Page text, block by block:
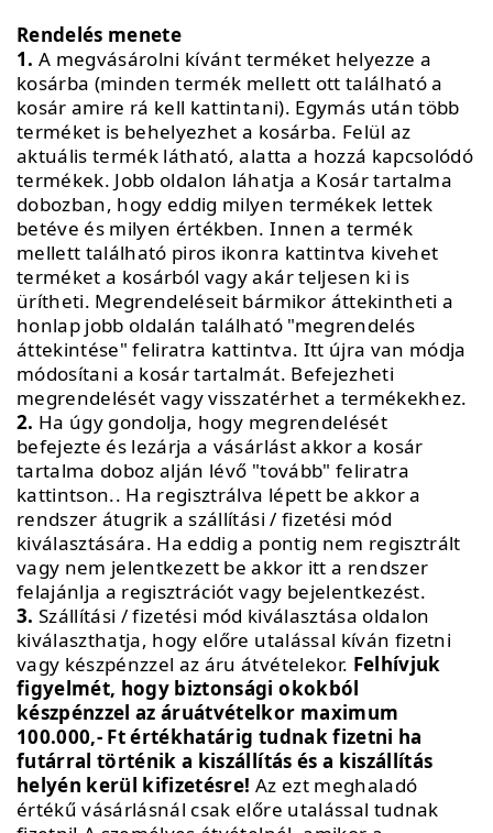
Rendelés menete
1. A megvásárolni kívánt terméket helyezze a
kosárba (minden termék mellett ott található a
kosár amire rá kell kattintani). Egymás után több
terméket is behelyezhet a kosárba. Felül az
aktuális termék látható, alatta a hozzá kapcsolódó
termékek. Jobb oldalon láhatja a Kosár tartalma
dobozban, hogy eddig milyen termékek lettek
betéve és milyen értékben. Innen a termék
mellett található piros ikonra kattintva kivehet
terméket a kosárból vagy akár teljesen ki is
ürítheti. Megrendeléseit bármikor áttekintheti a
honlap jobb oldalán található "megrendelés
áttekintése" feliratra kattintva. Itt újra van módja
módosítani a kosár tartalmát. Befejezheti
megrendelését vagy visszatérhet a termékekhez.
2. Ha úgy gondolja, hogy megrendelését
befejezte és lezárja a vásárlást akkor a kosár
tartalma doboz alján lévő "tovább" feliratra
kattintson.. Ha regisztrálva lépett be akkor a
rendszer átugrik a szállítási / fizetési mód
kiválasztására. Ha eddig a pontig nem regisztrált
vagy nem jelentkezett be akkor itt a rendszer
felajánlja a regisztrációt vagy bejelentkezést.
3. Szállítási / fizetési mód kiválasztása oldalon
kiválaszthatja, hogy előre utalással kíván fizetni
vagy készpénzzel az áru átvételekor. Felhívjuk
figyelmét, hogy biztonsági okokból
készpénzzel az áruátvételkor maximum
100.000,- Ft értékhatárig tudnak fizetni ha
futárral történik a kiszállítás és a kiszállítás
helyén kerül kifizetésre! Az ezt meghaladó
értékű vásárlásnál csak előre utalással tudnak